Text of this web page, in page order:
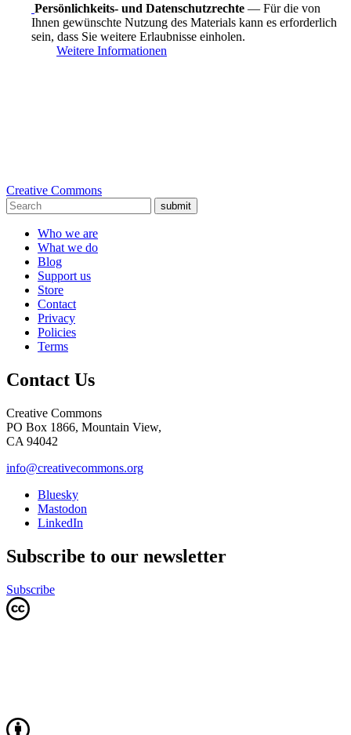
Persönlichkeits- und Datenschutzrechte — Für die von
Ihnen gewünschte Nutzung des Materials kann es erforderlich
sein, dass Sie weitere Erlaubnisse einholen.
Weitere Informationen
Creative Commons
submit
Who we are
What we do
Blog
Support us
Store
Contact
Privacy
Policies
Terms
Contact Us
Creative Commons
PO Box 1866, Mountain View,
CA 94042
info@creativecommons.org
Bluesky
Mastodon
LinkedIn
Subscribe to our newsletter
Subscribe